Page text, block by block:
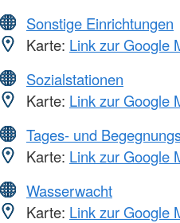
Sonstige Einrichtungen
Karte: Link zur Google
Sozialstationen
Karte: Link zur Google
Tages- und
Karte: Link zur Google
Wasserwacht
Karte: Link zur Google